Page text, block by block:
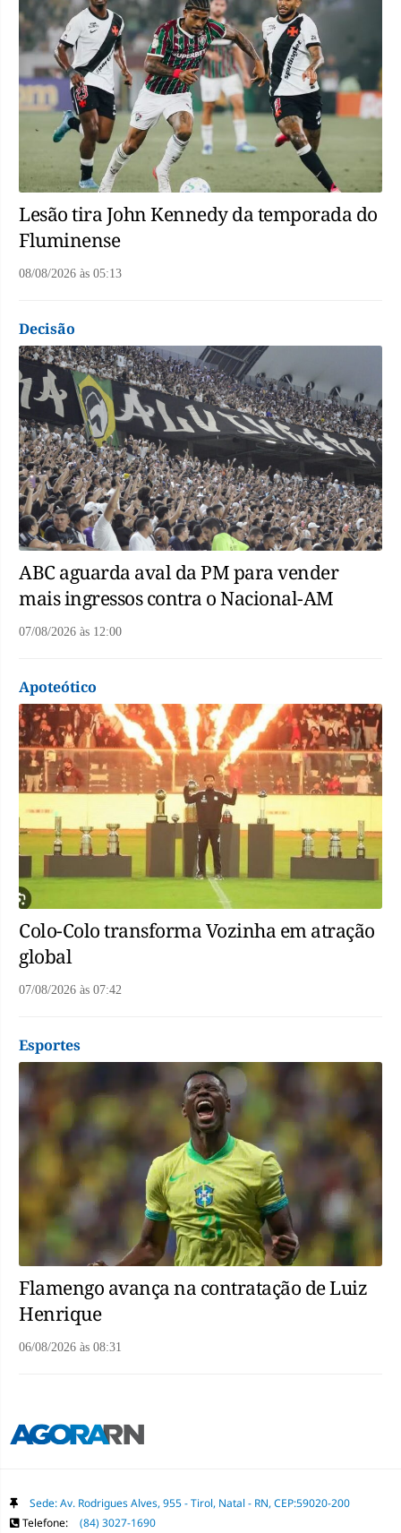
Lesão tira John Kennedy da temporada do
Fluminense
08/08/2026 às 05:13
Decisão
ABC aguarda aval da PM para vender
mais ingressos contra o Nacional-AM
07/08/2026 às 12:00
Apoteótico
Colo-Colo transforma Vozinha em atração
global
07/08/2026 às 07:42
Esportes
Flamengo avança na contratação de Luiz
Henrique
06/08/2026 às 08:31
Sede: Av. Rodrigues Alves, 955 - Tirol, Natal - RN, CEP:59020-200
Telefone:
(84) 3027-1690